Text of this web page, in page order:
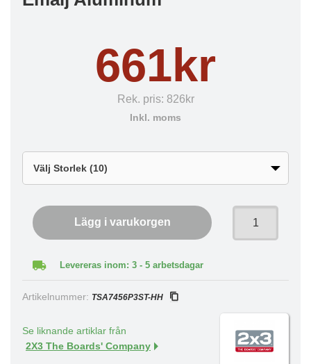
661kr
Rek. pris: 826kr
Inkl. moms
Lägg i varukorgen
Levereras inom: 3 - 5 arbetsdagar
Artikelnummer: TSA7456P3ST-HH
Se liknande artiklar från
2X3 The Boards' Company